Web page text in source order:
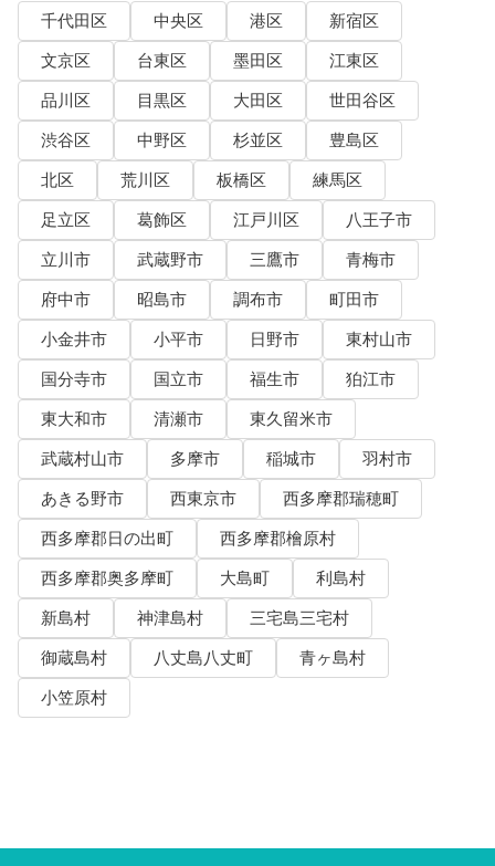
千代田区 中央区 港区
新宿区
文京区
台東区 墨田区
江東区
品川区
目黒区 大田区
世田谷区
渋谷区
中野区 杉並区
豊島区
北区
荒川区 板橋区
練馬区
足立区
葛飾区 江戸川区
八王子市
立川市
武蔵野市 三鷹市
青梅市
府中市
昭島市 調布市
町田市
小金井市
小平市 日野市
東村山市
国分寺市
国立市 福生市
狛江市
東大和市
清瀬市
東久留米市
武蔵村山市
多摩市 稲城市
羽村市
あきる野市
西東京市
西多摩郡瑞穂町
西多摩郡日の出町
西多摩郡檜原村
西多摩郡奥多摩町
大島町
利島村
新島村
神津島村
三宅島三宅村
御蔵島村
八丈島八丈町
青ヶ島村
小笠原村